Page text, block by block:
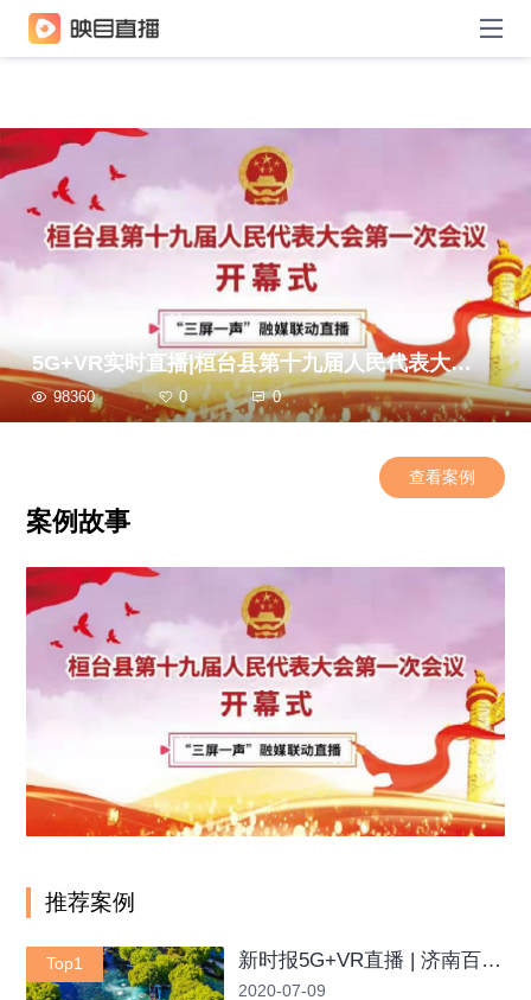
5G+VR实时直播|桓台县第十九届人民代表大会第一次会议开幕式
98360 0 0
案例故事
查看案例
推荐案例
Top1 新时报5G+VR直播 | 济南百脉泉风景
2020-07-09